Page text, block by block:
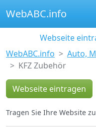
WebABC.info
Webseite
WebABC.info
Auto,
KFZ Zubehör
Webseite eintragen
Tragen Sie Ihre Website